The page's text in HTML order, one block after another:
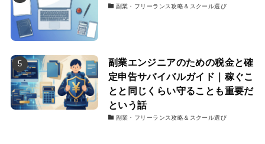
副業・フリーランス攻略＆スクール選び
副業エンジニアのための税金と確
定申告サバイバルガイド｜稼ぐこ
とと同じくらい守ることも重要だ
という話
副業・フリーランス攻略＆スクール選び